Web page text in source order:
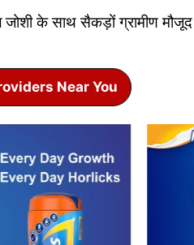
के साथ सैकड़ों ग्रामीण मौजूद
Near You